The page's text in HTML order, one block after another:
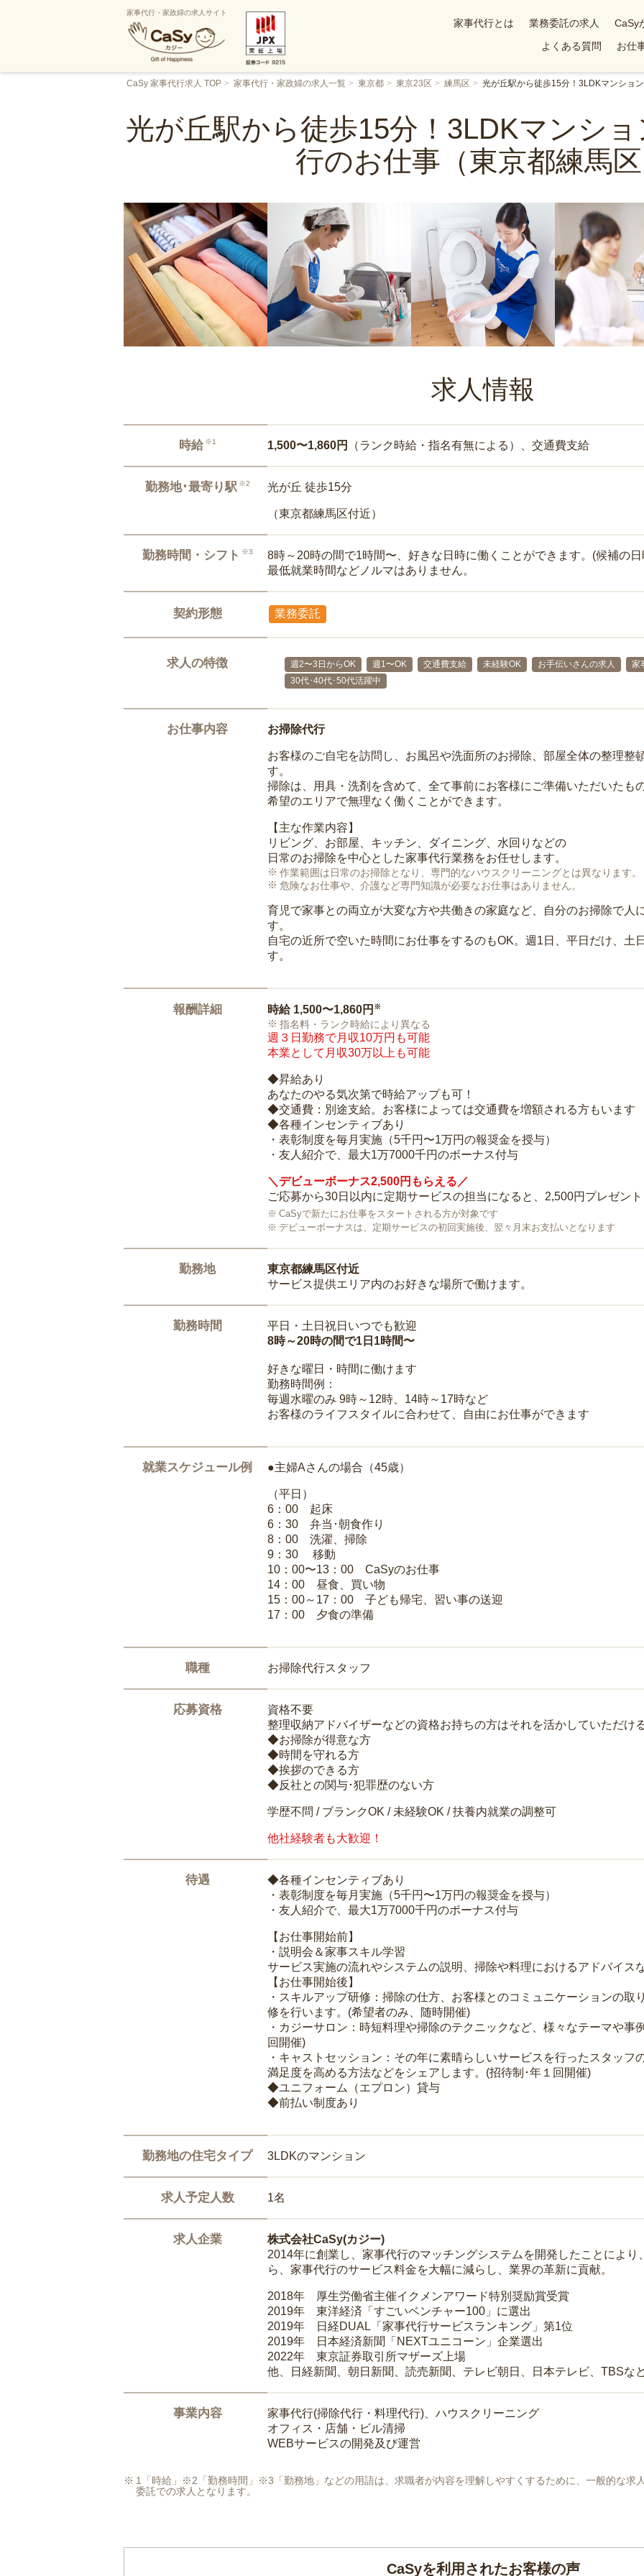
家事代行・家政婦の求人サイト
家事代行とは 業務委託の求人 CaSy
よくある質問
お仕
CaSy 家事代行求人 TOP 家事代行・家政婦の求人一覧 東京都 東京23区 練馬区 光が丘駅から徒歩15分！3LDKマンショ
光が丘駅から徒歩15分！3LDKマンシ
行のお仕事（東京都練馬区
求人情報
時給 ※1 1,500〜1,860円 （ランク時給・指名有無による）、交通費支給
勤務地･最寄り駅 ※2 光が丘 徒歩15分
（東京都練馬区付近）
勤務時間・シフト ※3
8時～20時の間で1時間〜、好きな日時に働くことができます。(候補の
最低就業時間などノルマはありません。
契約形態 業務委託
求人の特徴 週2〜3日からOK 週1〜OK 交通費支給 未経験OK お手伝いさんの求人 家
30代･40代･50代活躍中
お仕事内容 お掃除代行
お客様のご自宅を訪問し、お風呂や洗面所のお掃除、部屋全体の整理整
す。
掃除は、用具・洗剤を含めて、全て事前にお客様にご準備いただいたも
希望のエリアで無理なく働くことができます。
【主な作業内容】
リビング、お部屋、キッチン、ダイニング、水回りなどの
日常のお掃除を中心とした家事代行業務をお任せします。
作業範囲は日常のお掃除となり、専門的なハウスクリーニングとは異なります。
危険なお仕事や、介護など専門知識が必要なお仕事はありません。
育児で家事との両立が大変な方や共働きの家庭など、自分のお掃除で人
す。
自宅の近所で空いた時間にお仕事をするのもOK。週1日、平日だけ、土
す。
報酬詳細 時給 1,500〜1,860円 ※
指名料・ランク時給により異なる
週３日勤務で月収10万円も可能
本業として月収30万以上も可能
◆昇給あり
あなたのやる気次第で時給アップも可！
◆交通費：別途支給。お客様によっては交通費を増額される方もいます
◆各種インセンティブあり
・表彰制度を毎月実施（5千円〜1万円の報奨金を授与）
・友人紹介で、最大1万7000千円のボーナス付与
＼デビューボーナス2,500円もらえる／
ご応募から30日以内に定期サービスの担当になると、2,500円プレゼント
CaSyで新たにお仕事をスタートされる方が対象です
デビューボーナスは、定期サービスの初回実施後、翌々月末お支払いとなります
勤務地
東京都練馬区付近
サービス提供エリア内のお好きな場所で働けます。
勤務時間
平日・土日祝日いつでも歓迎
8時～20時の間で1日1時間〜
好きな曜日・時間に働けます
勤務時間例：
毎週水曜のみ 9時～12時、14時～17時など
お客様のライフスタイルに合わせて、自由にお仕事ができます
就業スケジュール例 ●主婦Aさんの場合（45歳）
（平日）
6：00 起床
6：30 弁当･朝食作り
8：00 洗濯、掃除
9：30 移動
10：00〜13：00 CaSyのお仕事
14：00 昼食、買い物
15：00～17：00 子ども帰宅、習い事の送迎
17：00 夕食の準備
職種 お掃除代行スタッフ
応募資格
資格不要
整理収納アドバイザーなどの資格お持ちの方はそれを活かしていただけ
◆お掃除が得意な方
◆時間を守れる方
◆挨拶のできる方
◆反社との関与･犯罪歴のない方
学歴不問 / ブランクOK / 未経験OK / 扶養内就業の調整可
他社経験者も大歓迎！
待遇
◆各種インセンティブあり
・表彰制度を毎月実施（5千円〜1万円の報奨金を授与）
・友人紹介で、最大1万7000千円のボーナス付与
【お仕事開始前】
・説明会＆家事スキル学習
サービス実施の流れやシステムの説明、掃除や料理におけるアドバイス
【お仕事開始後】
・スキルアップ研修：掃除の仕方、お客様とのコミュニケーションの
修を行います。(希望者のみ、随時開催)
・カジーサロン：時短料理や掃除のテクニックなど、様々なテーマや事
回開催)
・キャストセッション：その年に素晴らしいサービスを行ったスタッ
満足度を高める方法などをシェアします。(招待制･年１回開催)
◆ユニフォーム（エプロン）貸与
◆前払い制度あり
勤務地の住宅タイプ 3LDKのマンション
求人予定人数 1名
求人企業
株式会社CaSy(カジー)
2014年に創業し、家事代行のマッチングシステムを開発したことによ
ら、家事代行のサービス料金を大幅に減らし、業界の革新に貢献。
2018年 厚生労働省主催イクメンアワード特別奨励賞受賞
2019年 東洋経済「すごいベンチャー100」に選出
2019年 日経DUAL「家事代行サービスランキング」第1位
2019年 日本経済新聞「NEXTユニコーン」企業選出
2022年 東京証券取引所マザーズ上場
他、日経新聞、朝日新聞、読売新聞、テレビ朝日、日本テレビ、TBSな
事業内容
家事代行(掃除代行・料理代行)、ハウスクリーニング
オフィス・店舗・ビル清掃
WEBサービスの開発及び運営
1「時給」※2「勤務時間」※3「勤務地」などの用語は、求職者が内容を理解しやすくするために、一般的な求
委託での求人となります。
CaSyを利用されたお客様の声